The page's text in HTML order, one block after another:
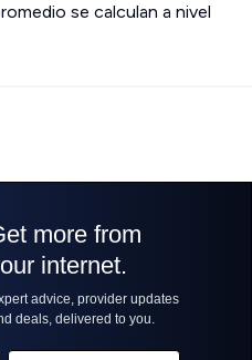
se calculan a nivel